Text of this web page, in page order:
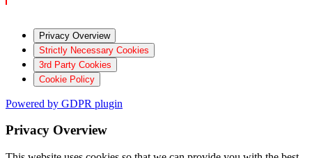
Privacy Overview
Strictly Necessary Cookies
3rd Party Cookies
Cookie Policy
Powered by GDPR plugin
Privacy Overview